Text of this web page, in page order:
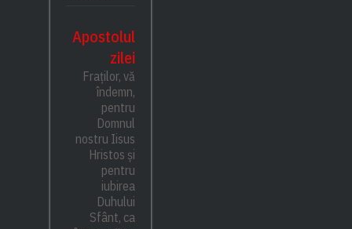
Apostolul
zilei
Fraților, vă
îndemn,
pentru
Domnul
nostru Iisus
Hristos și
pentru
iubirea
Duhului
Sfânt, ca